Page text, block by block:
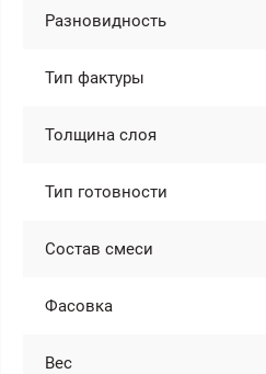
Разновидность
Тип фактуры
Толщина слоя
Тип готовности
Состав смеси
Фасовка
Вес